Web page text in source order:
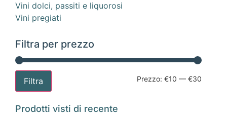
Vini dolci, passiti e liquorosi
Vini pregiati
Filtra per prezzo
Filtra Prezzo: €10 — €30
Prodotti visti di recente